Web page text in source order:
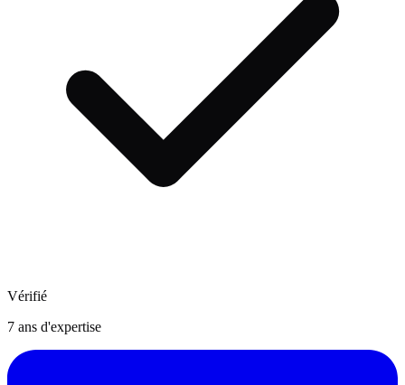
Vérifié
7 ans d'expertise